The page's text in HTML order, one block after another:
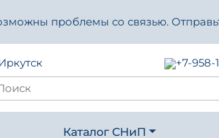
проблемы со связью.
+7-958-
Каталог СНиП